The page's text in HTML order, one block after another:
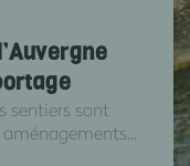
sentiers sont